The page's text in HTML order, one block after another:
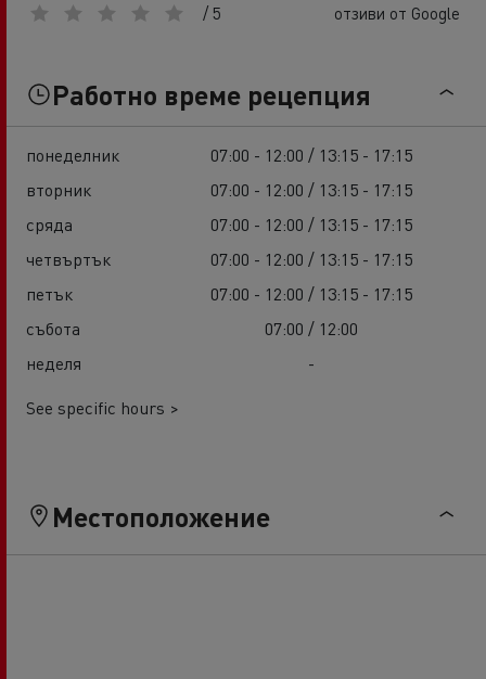
/ 5 отзиви от Google
Работно време рецепция
понеделник
07:00 - 12:00 / 13:15 - 17:15
вторник
07:00 - 12:00 / 13:15 - 17:15
сряда
07:00 - 12:00 / 13:15 - 17:15
четвъртък
07:00 - 12:00 / 13:15 - 17:15
петък
07:00 - 12:00 / 13:15 - 17:15
събота
07:00 / 12:00
неделя
-
See specific hours >
Местоположение